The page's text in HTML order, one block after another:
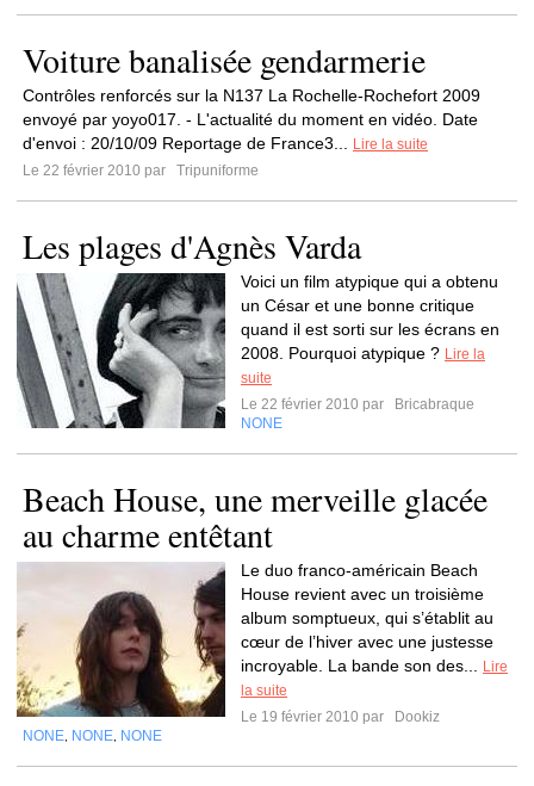
Voiture banalisée gendarmerie
Contrôles renforcés sur la N137 La Rochelle-Rochefort 2009
envoyé par yoyo017. - L'actualité du moment en vidéo. Date
d'envoi : 20/10/09 Reportage de France3...
Lire la suite
Le 22 février 2010 par
Tripuniforme
Les plages d'Agnès Varda
Voici un film atypique qui a obtenu
un César et une bonne critique
quand il est sorti sur les écrans en
2008. Pourquoi atypique ? Lire la
suite
Le 22 février 2010 par
Bricabraque
NONE
Beach House, une merveille glacée
au charme entêtant
Le duo franco-américain Beach
House revient avec un troisième
album somptueux, qui s’établit au
cœur de l’hiver avec une justesse
incroyable. La bande son des...
Lire
la suite
Le 19 février 2010 par
Dookiz
NONE NONE NONE